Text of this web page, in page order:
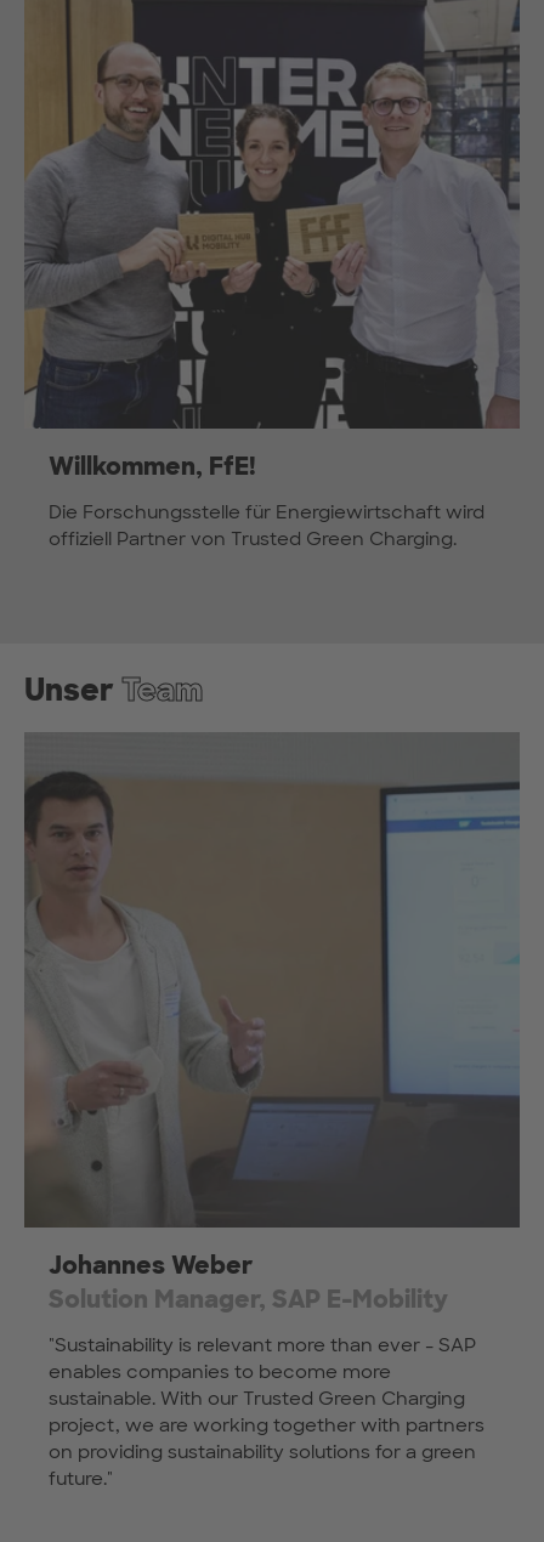
Willkommen, FfE!
Die Forschungsstelle für Energiewirtschaft wird
offiziell Partner von Trusted Green Charging.
Unser Team
Johannes Weber
Solution Manager, SAP E-Mobility
"Sustainability is relevant more than ever - SAP
enables companies to become more
sustainable. With our Trusted Green Charging
project, we are working together with partners
on providing sustainability solutions for a green
future."